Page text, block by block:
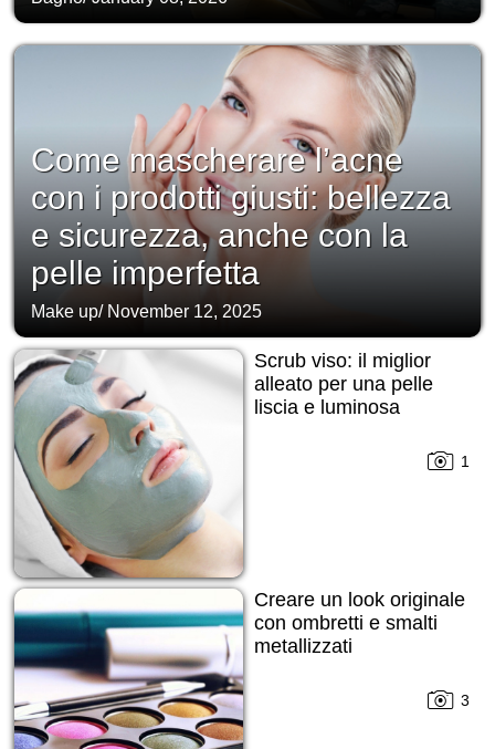
Come mascherare l’acne
con i prodotti giusti: bellezza
e sicurezza, anche con la
pelle imperfetta
Make up/ November 12, 2025
Scrub viso: il miglior
alleato per una pelle
liscia e luminosa
1
Creare un look originale
con ombretti e smalti
metallizzati
3